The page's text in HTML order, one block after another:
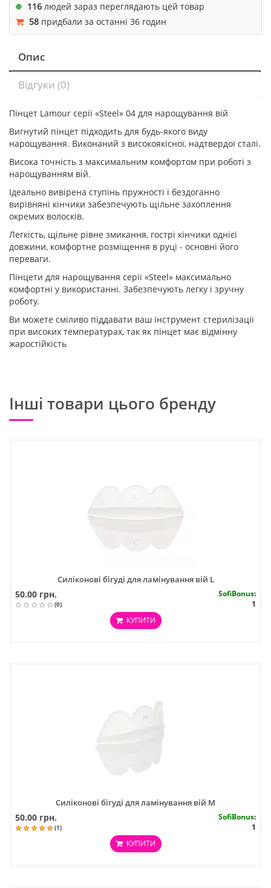
116 людей зараз переглядають цей товар
58 придбали за останні 36 годин
Опис
Відгуки (0)
Пінцет Lamour серії «Steel» 04 для нарощування вій
Вигнутий пінцет підходить для будь-якого виду
нарощування. Виконаний з високоякісної, надтвердої сталі.
Висока точність з максимальним комфортом при роботі з
нарощуванням вій.
Ідеально вивірена ступінь пружності і бездоганно
вирівняні кінчики забезпечують щільне захоплення
окремих волосків.
Легкість, щільне рівне змикання, гострі кінчики однієї
довжини, комфортне розміщення в руці - основні його
переваги.
Пінцети для нарощування серії «Steel» максимально
комфортні у використанні. Забезпечують легку і зручну
роботу.
Ви можете сміливо піддавати ваш інструмент стерилізації
при високих температурах, так як пінцет має відмінну
жаростійкість
Інші товари цього бренду
Силіконові бігуді для ламінування вій L
50.00 грн.
(0)
SofiBonus:
1
КУПИТИ
Силіконові бігуді для ламінування вій M
50.00 грн.
(1)
SofiBonus:
1
КУПИТИ